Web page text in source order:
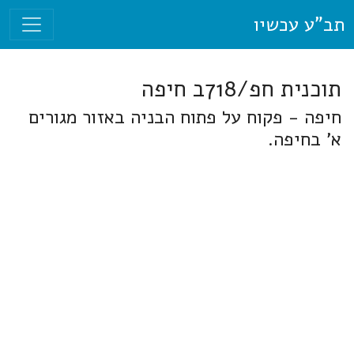
תב"ע עכשיו
תוכנית חפ/718ב חיפה
חיפה - פקוח על פתוח הבניה באזור מגורים
א' בחיפה.